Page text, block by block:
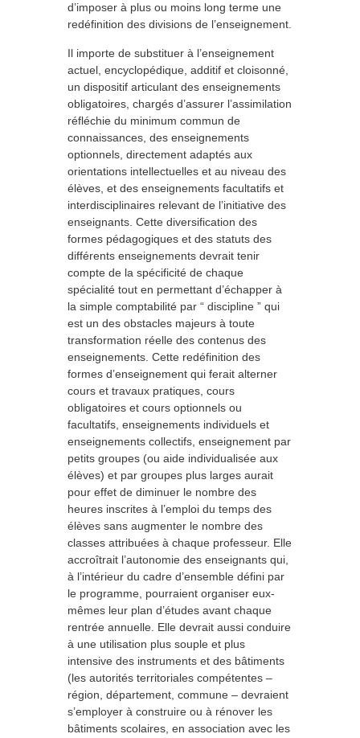
d’imposer à plus ou moins long terme une
redéfinition des divisions de l’enseignement.
Il importe de substituer à l’enseignement
actuel, encyclopédique, additif et cloisonné,
un dispositif articulant des enseignements
obligatoires, chargés d’assurer l’assimilation
réfléchie du minimum commun de
connaissances, des enseignements
optionnels, directement adaptés aux
orientations intellectuelles et au niveau des
élèves, et des enseignements facultatifs et
interdisciplinaires relevant de l’initiative des
enseignants. Cette diversification des
formes pédagogiques et des statuts des
différents enseignements devrait tenir
compte de la spécificité de chaque
spécialité tout en permettant d’échapper à
la simple comptabilité par “ discipline ” qui
est un des obstacles majeurs à toute
transformation réelle des contenus des
enseignements. Cette redéfinition des
formes d’enseignement qui ferait alterner
cours et travaux pratiques, cours
obligatoires et cours optionnels ou
facultatifs, enseignements individuels et
enseignements collectifs, enseignement par
petits groupes (ou aide individualisée aux
élèves) et par groupes plus larges aurait
pour effet de diminuer le nombre des
heures inscrites à l’emploi du temps des
élèves sans augmenter le nombre des
classes attribuées à chaque professeur. Elle
accroîtrait l’autonomie des enseignants qui,
à l’intérieur du cadre d’ensemble défini par
le programme, pourraient organiser eux-
mêmes leur plan d’études avant chaque
rentrée annuelle. Elle devrait aussi conduire
à une utilisation plus souple et plus
intensive des instruments et des bâtiments
(les autorités territoriales compétentes –
région, département, commune – devraient
s’employer à construire ou à rénover les
bâtiments scolaires, en association avec les